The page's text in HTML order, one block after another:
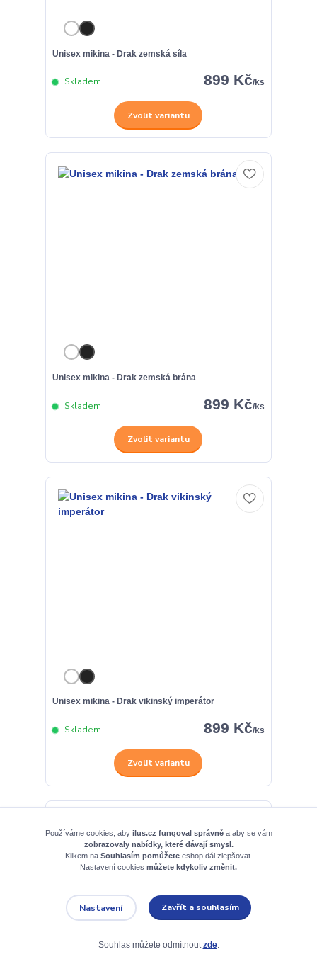
Unisex mikina - Drak zemská síla
899 Kč/ks
Skladem
Zvolit variantu
Unisex mikina - Drak zemská brána
899 Kč/ks
Skladem
Zvolit variantu
Unisex mikina - Drak vikinský imperátor
899 Kč/ks
Skladem
Zvolit variantu
Používáme cookies, aby ilus.cz fungoval správněa aby se vám
zobrazovaly nabídky, které dávají smysl.
Klikem na Souhlasím pomůžeteeshop dál zlepšovat.
Nastavení cookies můžete kdykoliv změnit.
Nastavení Zavřít a souhlasím
Souhlas můžete odmítnout zde.